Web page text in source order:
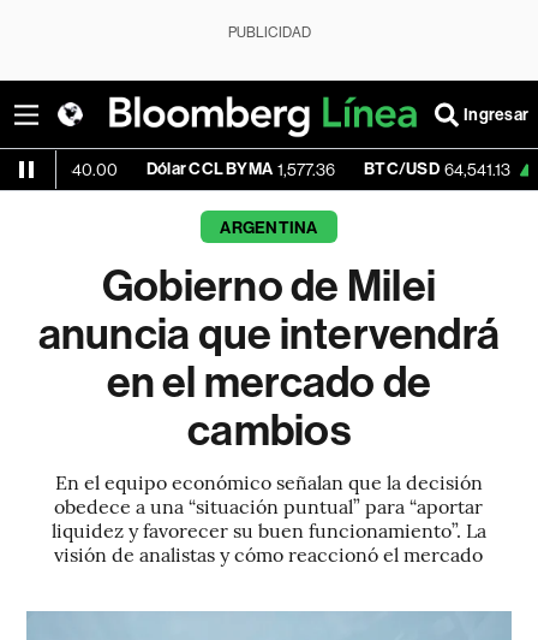
PUBLICIDAD
Ingresar
Dólar CCL BYMA 1,577.36 BTC/USD 64,541.13 +0.38%
ARGENTINA
Gobierno de Milei
anuncia que intervendrá
en el mercado de
cambios
En el equipo económico señalan que la decisión
obedece a una “situación puntual” para “aportar
liquidez y favorecer su buen funcionamiento”. La
visión de analistas y cómo reaccionó el mercado